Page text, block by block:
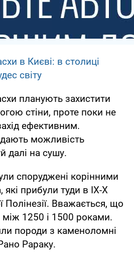
в Києві: в столиці
світу
планують захистити
стіни, проте поки не
ефективним.
можливість
далі на сушу.
споруджені корінними
прибули туди в IX-X
Полінезії. Вважається, що
між 1250 і 1500 роками.
породи з каменоломні
Рараку.